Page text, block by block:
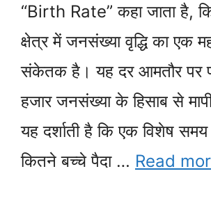
“Birth Rate” कहा जाता है,
क्षेत्र में जनसंख्या वृद्धि का एक
संकेतक है। यह दर आमतौर पर
हजार जनसंख्या के हिसाब से
यह दर्शाती है कि एक विशेष
कितने बच्चे पैदा … Read